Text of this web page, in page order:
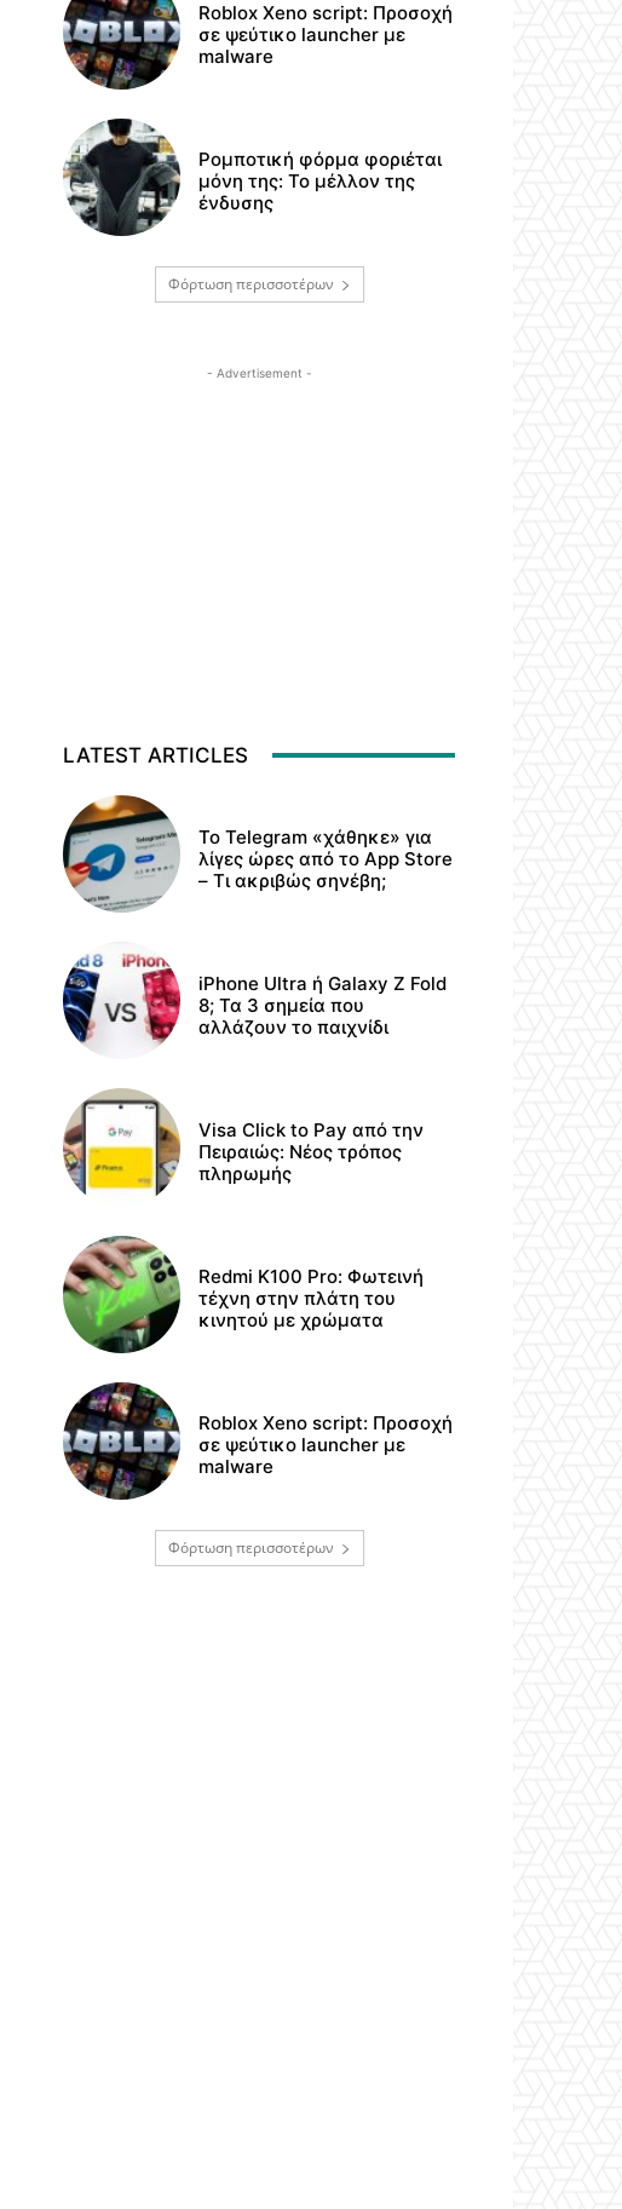
Roblox Xeno script: Προσοχή
σε ψεύτικο launcher με
malware
Ρομποτική φόρμα φοριέται
μόνη της: Το μέλλον της
ένδυσης
Φόρτωση περισσοτέρων
- Advertisement -
LATEST ARTICLES
Το Telegram «χάθηκε» για
λίγες ώρες από το App Store
– Τι ακριβώς σηνέβη;
iPhone Ultra ή Galaxy Z Fold
8; Τα 3 σημεία που
αλλάζουν το παιχνίδι
Visa Click to Pay από την
Πειραιώς: Νέος τρόπος
πληρωμής
Redmi K100 Pro: Φωτεινή
τέχνη στην πλάτη του
κινητού με χρώματα
Roblox Xeno script: Προσοχή
σε ψεύτικο launcher με
malware
Φόρτωση περισσοτέρων